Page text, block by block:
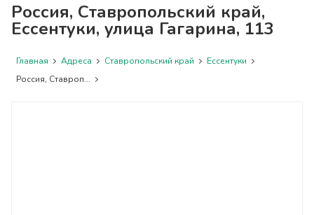
Россия, Ставропольский край,
Ессентуки, улица Гагарина, 113
Главная Адреса Ставропольский край
Ессентуки
Россия, Ставроп...